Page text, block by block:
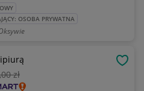
OSOBA PRYWATNA
,00 zł